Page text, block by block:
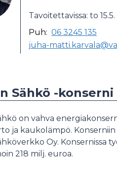
Tavoitettavissa: to 15.5.
Puh: 06 3245 135
juha-
Sähkö -konserni
on vahva
ja kaukolämpö.
Oy. Konsernissa
218 milj. euroa.